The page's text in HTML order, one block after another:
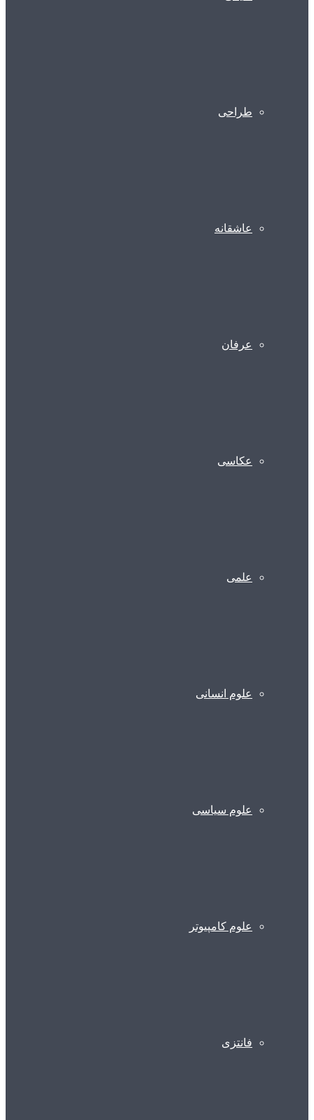
طراحی
عاشقانه
عرفان
عکاسی
علمی
علوم انسانی
علوم سیاسی
علوم کامپیوتر
فانتزی